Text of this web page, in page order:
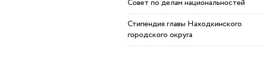
Совет по делам национальностей
Стипендия главы Находкинского
городского округа